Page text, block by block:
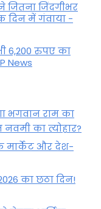
जितना जिंदगीभर
दिन में गंवाया -
6,200 रुपए का
News
भगवान राम का
का त्योहार?
मार्केट और देश-
का छठा दिन!